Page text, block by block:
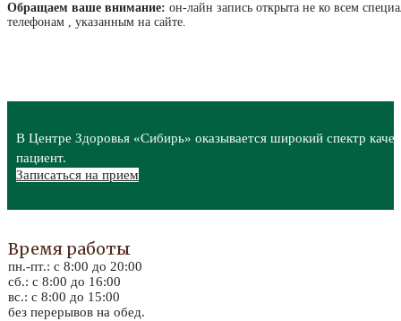
Обращаем ваше внимание: он-лайн запись открыта не ко всем
телефонам , указанным на сайте.
В Центре Здоровья «Сибирь» оказывается широкий спектр
пациент.
Записаться на прием
Время работы
пн.-пт.: с 8:00 до 20:00
сб.: с 8:00 до 16:00
вс.: с 8:00 до 15:00
без перерывов на обед.